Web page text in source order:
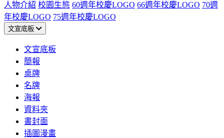
人物介紹 校園生態 60週年校慶LOGO 66週年校慶LOGO 70週
年校慶LOGO 75週年校慶LOGO
文宣底板
文宣底板
簡報
桌牌
名牌
海報
資料夾
書封面
插圖漫畫